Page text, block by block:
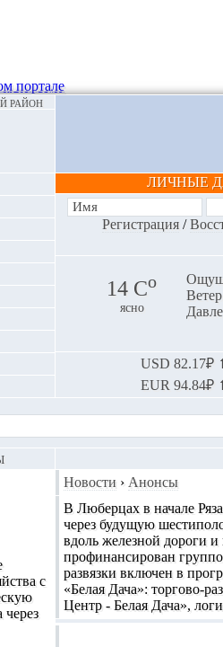
РАЙОН
ЛИЧНЫЕ
Регистрация/
14 Сo
ясно
USD 82.17₽
EUR 94.84₽
Новости › Анонсы
В Люберцах в начале
через будущую
вдоль железной дороги
профинансирован
развязки включен в
«Белая Дача»: торгово-
Центр - Белая Дача»,
с
через